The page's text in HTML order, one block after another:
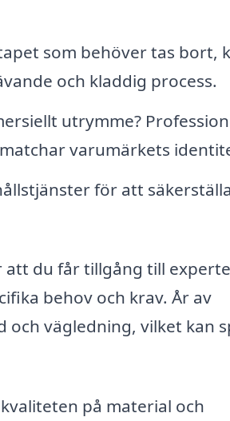
som behöver tas bort,
och kladdig process.
utrymme?
varumärkets
för att
du får tillgång till
behov och krav. År av
vägledning, vilket kan
på material och